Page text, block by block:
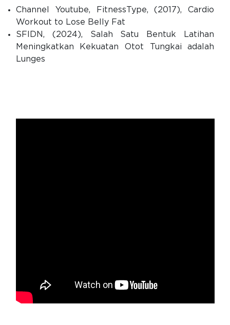
Channel Youtube, FitnessType, (2017), Cardio
Workout to Lose Belly Fat
SFIDN, (2024), Salah Satu Bentuk Latihan
Meningkatkan Kekuatan Otot Tungkai adalah
Lunges